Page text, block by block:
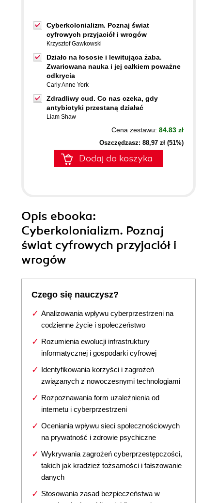
Cyberkolonializm. Poznaj świat
cyfrowych przyjaciół i wrogów
Krzysztof Gawkowski
Działo na łososie i lewitująca żaba.
Zwariowana nauka i jej całkiem poważne
odkrycia
Carly Anne York
Zdradliwy cud. Co nas czeka, gdy
antybiotyki przestaną działać
Liam Shaw
Cena zestawu: 84.83 zł
Oszczędzasz: 88,97 zł (51%)
Dodaj do koszyka
Opis ebooka:
Cyberkolonializm. Poznaj
świat cyfrowych przyjaciół i
wrogów
Czego się nauczysz?
Analizowania wpływu cyberprzestrzeni na
codzienne życie i społeczeństwo
Rozumienia ewolucji infrastruktury
informatycznej i gospodarki cyfrowej
Identyfikowania korzyści i zagrożeń
związanych z nowoczesnymi technologiami
Rozpoznawania form uzależnienia od
internetu i cyberprzestrzeni
Oceniania wpływu sieci społecznościowych
na prywatność i zdrowie psychiczne
Wykrywania zagrożeń cyberprzestępczości,
takich jak kradzież tożsamości i fałszowanie
danych
Stosowania zasad bezpieczeństwa w